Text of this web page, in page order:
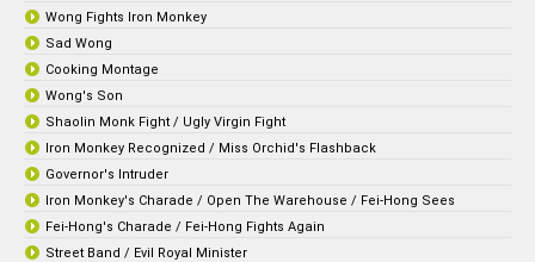
Wong Fights Iron Monkey
Sad Wong
Cooking Montage
Wong's Son
Shaolin Monk Fight / Ugly Virgin Fight
Iron Monkey Recognized / Miss Orchid's Flashback
Governor's Intruder
Iron Monkey's Charade / Open The Warehouse / Fei-Hong Sees
Fei-Hong's Charade / Fei-Hong Fights Again
Street Band / Evil Royal Minister